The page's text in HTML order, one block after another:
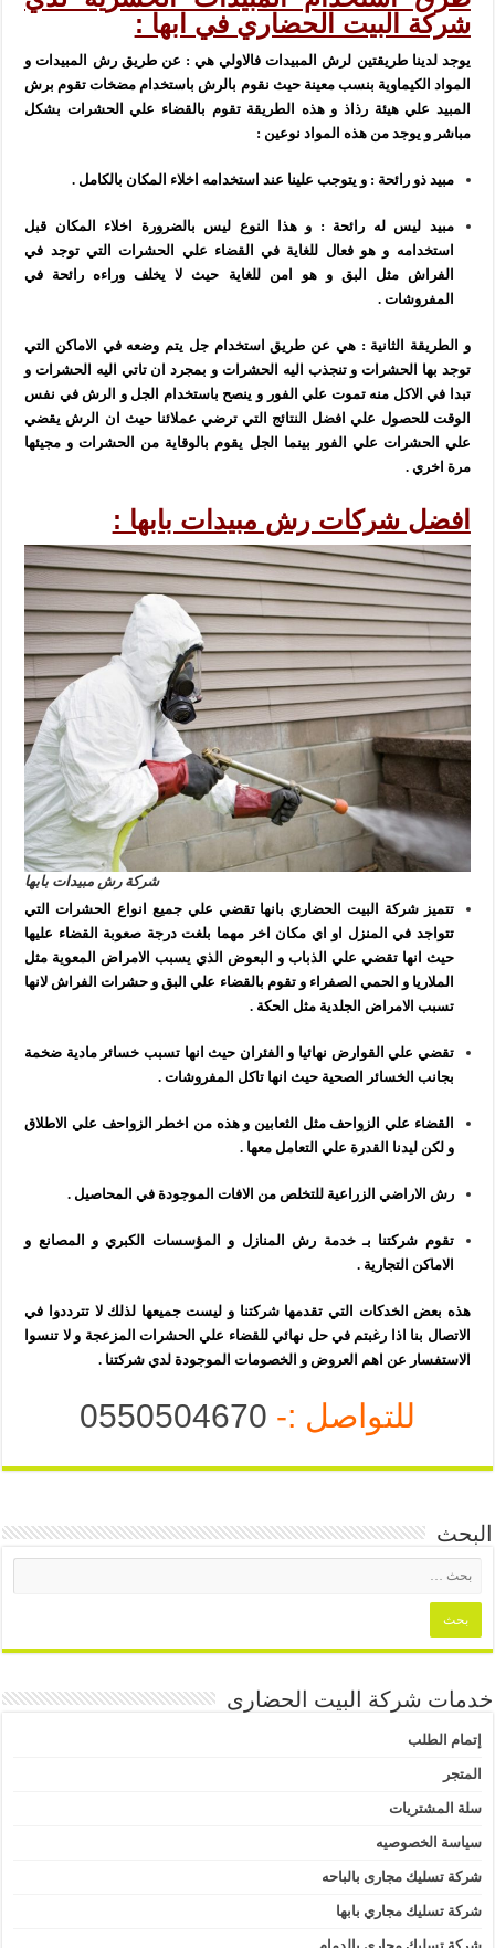
شركة البيت الحضاري في ابها :
يوجد لدينا طريقتين لرش المبيدات فالاولي هي : عن طريق رش المبيدات و
المواد الكيماوية بنسب معينة حيث نقوم بالرش باستخدام مضخات تقوم برش
المبيد علي هيئة رذاذ و هذه الطريقة تقوم بالقضاء علي الحشرات بشكل
مباشر و يوجد من هذه المواد نوعين :
مبيد ذو رائحة : و يتوجب علينا عند استخدامه اخلاء المكان بالكامل .
مبيد ليس له رائحة : و هذا النوع ليس بالضرورة اخلاء المكان قبل
استخدامه و هو فعال للغاية في القضاء علي الحشرات التي توجد في
الفراش مثل البق و هو امن للغاية حيث لا يخلف وراءه رائحة في
المفروشات .
و الطريقة الثانية : هي عن طريق استخدام جل يتم وضعه في الاماكن التي
توجد بها الحشرات و تنجذب اليه الحشرات و بمجرد ان تاتي اليه الحشرات و
تبدا في الاكل منه تموت علي الفور و ينصح باستخدام الجل و الرش في نفس
الوقت للحصول علي افضل النتائج التي ترضي عملائنا حيث ان الرش يقضي
علي الحشرات علي الفور بينما الجل يقوم بالوقاية من الحشرات و مجيئها
مرة اخري .
افضل شركات رش مبيدات بابها :
شركة رش مبيدات بابها
تتميز شركة البيت الحضاري بانها تقضي علي جميع انواع الحشرات التي
تتواجد في المنزل او اي مكان اخر مهما بلغت درجة صعوبة القضاء عليها
حيث انها تقضي علي الذباب و البعوض الذي يسبب الامراض المعوية مثل
الملاريا و الحمي الصفراء و تقوم بالقضاء علي البق و حشرات الفراش لانها
تسبب الامراض الجلدية مثل الحكة .
تقضي علي القوارض نهائيا و الفئران حيث انها تسبب خسائر مادية ضخمة
بجانب الخسائر الصحية حيث انها تاكل المفروشات .
القضاء علي الزواحف مثل الثعابين و هذه من اخطر الزواحف علي الاطلاق
و لكن ليدنا القدرة علي التعامل معها .
رش الاراضي الزراعية للتخلص من الافات الموجودة في المحاصيل .
تقوم شركتنا بـ خدمة رش المنازل و المؤسسات الكبري و المصانع و
الاماكن التجارية .
هذه بعض الخدكات التي تقدمها شركتنا و ليست جميعها لذلك لا تترددوا في
الاتصال بنا اذا رغبتم في حل نهائي للقضاء علي الحشرات المزعجة و لا تنسوا
الاستفسار عن اهم العروض و الخصومات الموجودة لدي شركتنا .
للتواصل :- 0550504670
البحث
خدمات شركة البيت الحضارى
إتمام الطلب
المتجر
سلة المشتريات
سياسة الخصوصيه
شركة تسليك مجارى بالباحه
شركة تسليك مجاري بابها